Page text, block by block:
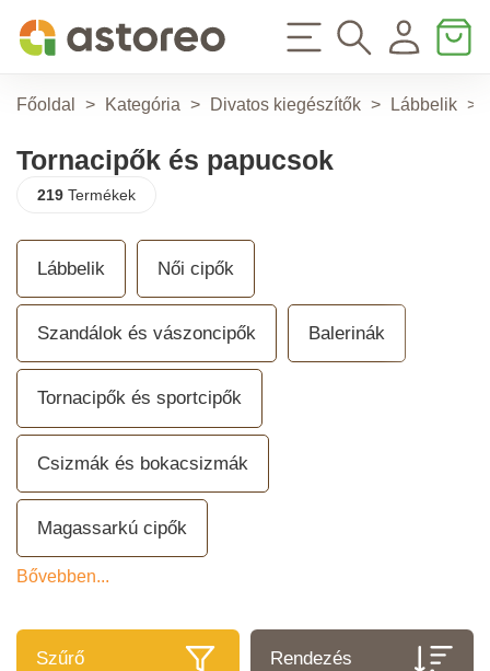
Főoldal > Kategória > Divatos kiegészítők > Lábbelik >
Tornacipők és papucsok
219Termékek
Lábbelik Női cipők
Szandálok és vászoncipők Balerinák
Tornacipők és sportcipők
Csizmák és bokacsizmák
Magassarkú cipők
Bővebben...
Szűrő Rendezés